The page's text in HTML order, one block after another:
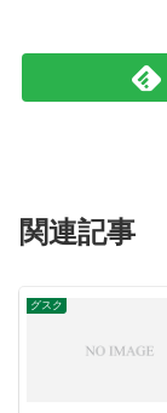
関連記事
グスク